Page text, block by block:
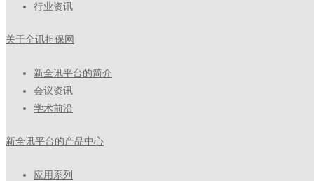
行业资讯
关于全讯担保网
新全讯平台的简介
会议资讯
学术前沿
新全讯平台的产品中心
应用系列